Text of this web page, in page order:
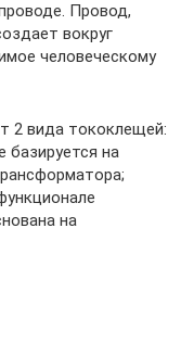
Провод,
вокруг
человеческому
2 вида тококлещей:
базируется на
на